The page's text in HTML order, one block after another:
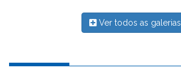
Ver todos as galerias